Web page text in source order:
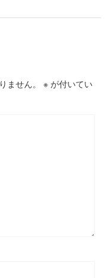
ません。 ※ が付いてい